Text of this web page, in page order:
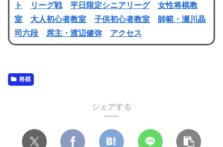
ト
リーグ戦 平日限定シニアリーグ
女性将棋教
室
大人初心者教室 子供初心者教室
師範・瀬川晶
司六段
席主・渡辺健弥 アクセス
将棋
シェアする